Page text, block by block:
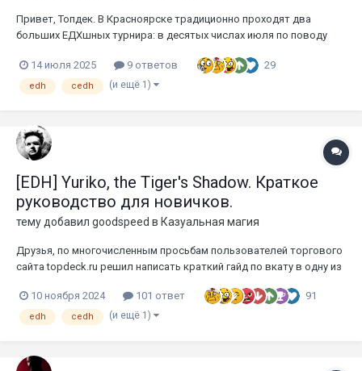
Привет, Топдек. В Красноярске традиционно проходят два
больших ЕДХшных турнира: в десятых числах июля по поводу
районе Нового года (праздник, как-никак). В этом топике
планируются анонсы (вдруг кто-то захочет заглянуть в гости) и
14 июля 2025 9 ответов 29
edh cedh (и ещё 1)
[EDH] Yuriko, the Tiger's Shadow. Краткое
руководство для новичков.
тему добавил goodspeed в Казуальная магия
Друзья, по многочисленным просьбам пользователей торгового
сайта topdeck.ru решил написать краткий гайд по вкату в одну из
едх-колод. Юрико - одна из немногих колод, способных
эффективно побеждать сразу трёх оппонентов как комбинацией
10 ноября 2024 101 ответ 91
edh cedh (и ещё 1)